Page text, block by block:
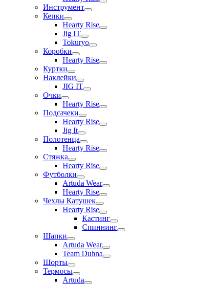
Инструмент
Кепки
Hearty Rise
Jig IT
Tokuryo
Коробки
Hearty Rise
Куртки
Наклейки
JIG IT
Очки
Hearty Rise
Подсачеки
Hearty Rise
Jig It
Полотенца
Hearty Rise
Стяжка
Hearty Rise
Футболки
Artuda Wear
Hearty Rise
Чехлы Катушек
Hearty Rise
Кастинг
Спиннинг
Шапки
Artuda Wear
Team Dubna
Шорты
Термосы
Artuda